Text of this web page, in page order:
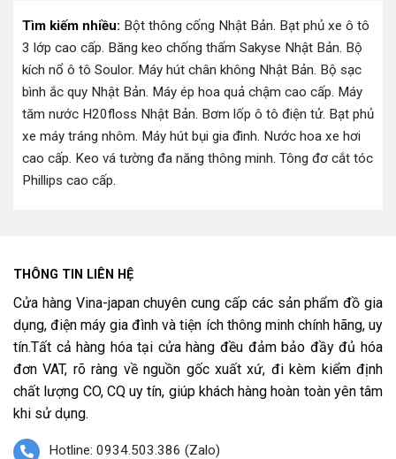
Tìm kiếm nhiều: Bột thông cống Nhật Bản. Bạt phủ xe ô tô
3 lớp cao cấp. Băng keo chống thấm Sakyse Nhật Bản. Bộ
kích nổ ô tô Soulor. Máy hút chân không Nhật Bản. Bộ sạc
bình ắc quy Nhật Bản. Máy ép hoa quả chậm cao cấp. Máy
tăm nước H20floss Nhật Bản. Bơm lốp ô tô điện tử. Bạt phủ
xe máy tráng nhôm. Máy hút bụi gia đình. Nước hoa xe hơi
cao cấp. Keo vá tường đa năng thông minh. Tông đơ cắt tóc
Phillips cao cấp.
THÔNG TIN LIÊN HỆ
Cửa hàng Vina-japan chuyên cung cấp các sản phẩm đồ gia
dụng, điện máy gia đình và tiện ích thông minh chính hãng, uy
tín.Tất cả hàng hóa tại cửa hàng đều đảm bảo đầy đủ hóa
đơn VAT, rõ ràng về nguồn gốc xuất xứ, đi kèm kiểm định
chất lượng CO, CQ uy tín, giúp khách hàng hoàn toàn yên tâm
khi sử dụng.
Hotline: 0934.503.386 (Zalo)